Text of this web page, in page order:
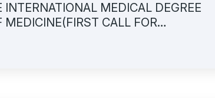
MEDICAL DEGREE
CALL FOR